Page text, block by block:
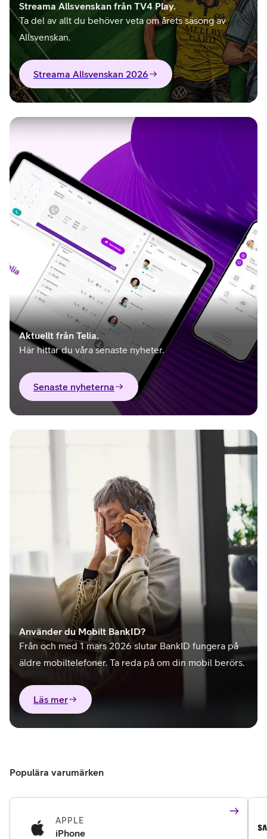
Streama Allsvenskan från TV4 Play.
Ta del av allt du behöver veta om årets säsong av
Allsvenskan.
Streama Allsvenskan 2026
Aktuellt från Telia.
Här hittar du våra senaste nyheter.
Senaste nyheterna
Använder du Mobilt BankID?
Från och med 1 mars 2026 slutar BankID fungera på
äldre mobiltelefoner. Ta reda på om din mobil berörs.
Läs mer
Populära varumärken
APPLE
iPhone